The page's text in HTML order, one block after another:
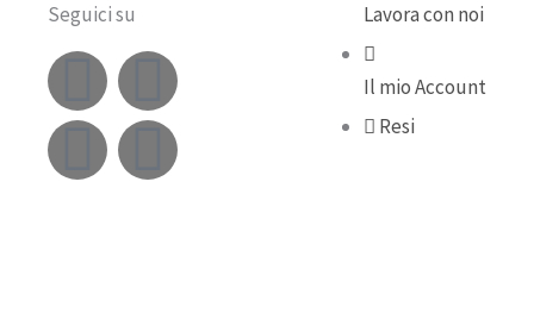
Seguici su
F
a
c
I
n
s
Y
o
u
T
i
k
Lavora con noi
Il mio Account
Resi